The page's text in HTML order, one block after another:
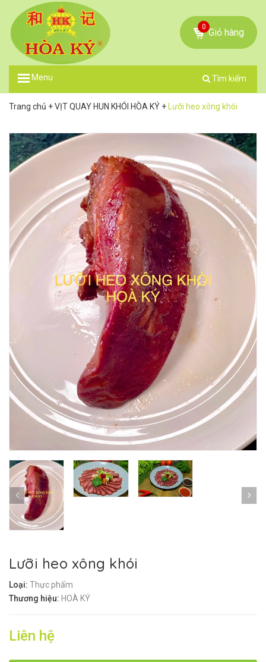
Giỏ hàng
0
Tìm kiếm
Menu
Trang chủ +VỊT QUAY HUN KHÓI HÒA KÝ + Lưỡi heo xông khói
Lưỡi heo xông khói
Loại: Thực phẩm
Thương hiệu: HOÀ KÝ
Liên hệ